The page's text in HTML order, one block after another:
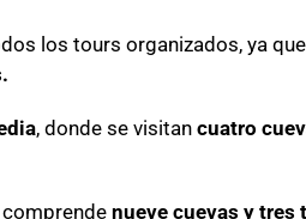
los tours organizados, ya que
, donde se visitan cuatro
nueve cuevas y